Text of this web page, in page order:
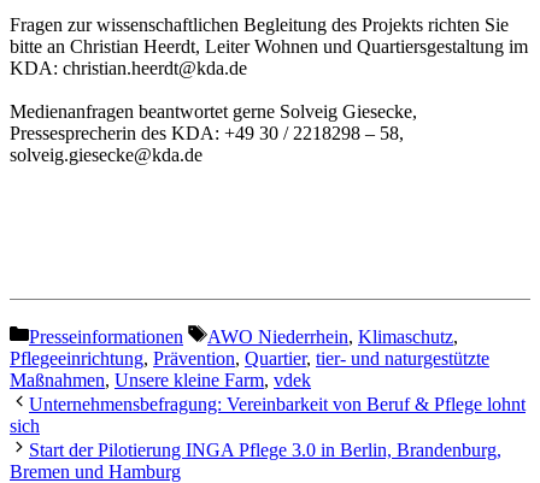
Fragen zur wissenschaftlichen Begleitung des Projekts richten Sie
bitte an Christian Heerdt, Leiter Wohnen und Quartiersgestaltung im
KDA: christian.heerdt@kda.de
Medienanfragen beantwortet gerne Solveig Giesecke,
Pressesprecherin des KDA: +49 30 / 2218298 – 58,
solveig.giesecke@kda.de
Kategorien
Presseinformationen Schlagwörter
AWO Niederrhein, Klimaschutz,
Pflegeeinrichtung, Prävention, Quartier, tier- und naturgestützte
Maßnahmen, Unsere kleine Farm, vdek
Unternehmensbefragung: Vereinbarkeit von Beruf & Pflege lohnt
sich
Start der Pilotierung INGA Pflege 3.0 in Berlin, Brandenburg,
Bremen und Hamburg